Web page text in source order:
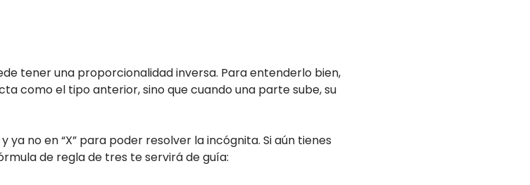
tener una proporcionalidad inversa. Para entenderlo bien,
como el tipo anterior, sino que cuando una parte sube, su
no en “X” para poder resolver la incógnita. Si aún tienes
de regla de tres te servirá de guía: